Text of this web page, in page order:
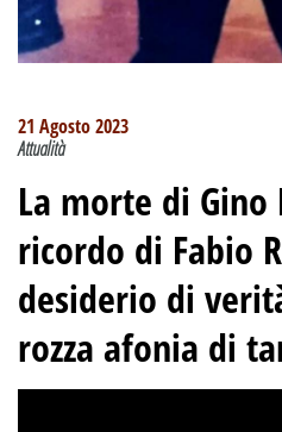
21 Agosto 2023
Attualità
La morte di Gino
ricordo di Fabio
desiderio di
rozza afonia di